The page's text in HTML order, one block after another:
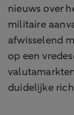
nieuws over
militaire
afwisselend
op een
duidelijke